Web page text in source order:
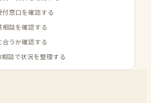
窓口を確認する
相談を確認する
合うか確認する
談で状況を整理する